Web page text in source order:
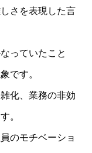
さを表現した言
っていたこと
です。
化、業務の非効
。
のモチベーショ